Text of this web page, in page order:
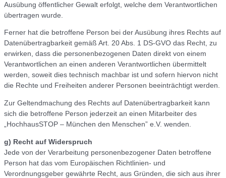
Ausübung öffentlicher Gewalt erfolgt, welche dem Verantwortlichen
übertragen wurde.
Ferner hat die betroffene Person bei der Ausübung ihres Rechts auf
Datenübertragbarkeit gemäß Art. 20 Abs. 1 DS-GVO das Recht, zu
erwirken, dass die personenbezogenen Daten direkt von einem
Verantwortlichen an einen anderen Verantwortlichen übermittelt
werden, soweit dies technisch machbar ist und sofern hiervon nicht
die Rechte und Freiheiten anderer Personen beeinträchtigt werden.
Zur Geltendmachung des Rechts auf Datenübertragbarkeit kann
sich die betroffene Person jederzeit an einen Mitarbeiter des
„HochhausSTOP – München den Menschen” e.V. wenden.
g) Recht auf Widerspruch
Jede von der Verarbeitung personenbezogener Daten betroffene
Person hat das vom Europäischen Richtlinien- und
Verordnungsgeber gewährte Recht, aus Gründen, die sich aus ihrer